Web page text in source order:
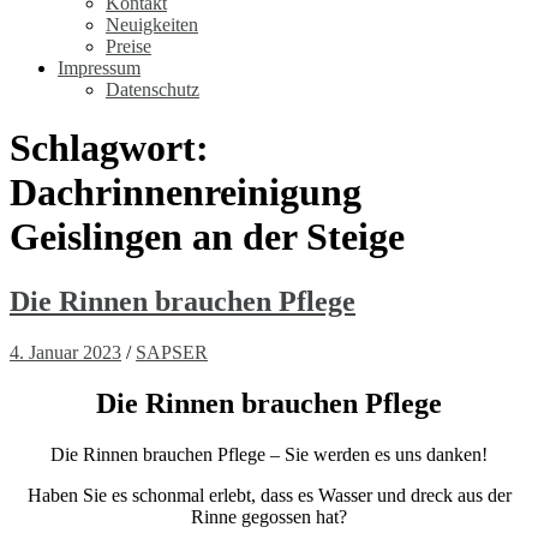
Neuigkeiten
Preise
Impressum
Datenschutz
Schlagwort:
Dachrinnenreinigung
Geislingen an der Steige
Die Rinnen brauchen Pflege
4. Januar 2023 / SAPSER
Die Rinnen brauchen Pflege
Die Rinnen brauchen Pflege – Sie werden es uns danken!
Haben Sie es schonmal erlebt, dass es Wasser und dreck aus der
Rinne gegossen hat?